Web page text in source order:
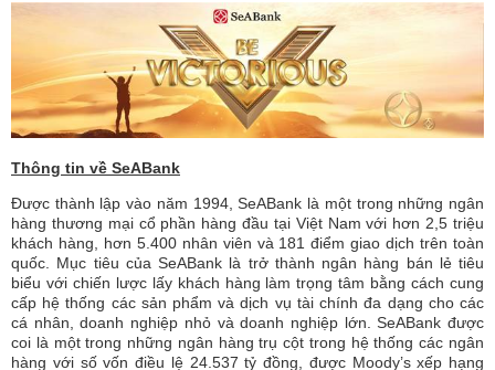
Thông tin về SeABank
Được thành lập vào năm 1994, SeABank là một trong những ngân
hàng thương mại cổ phần hàng đầu tại Việt Nam với hơn 2,5 triệu
khách hàng, hơn 5.400 nhân viên và 181 điểm giao dịch trên toàn
quốc. Mục tiêu của SeABank là trở thành ngân hàng bán lẻ tiêu
biểu với chiến lược lấy khách hàng làm trọng tâm bằng cách cung
cấp hệ thống các sản phẩm và dịch vụ tài chính đa dạng cho các
cá nhân, doanh nghiệp nhỏ và doanh nghiệp lớn. SeABank được
coi là một trong những ngân hàng trụ cột trong hệ thống các ngân
hàng với số vốn điều lệ 24.537 tỷ đồng, được Moody’s xếp hạng